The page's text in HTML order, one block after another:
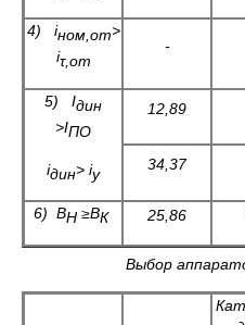
4) iном, от>
iτ,от
-
5) Iдин
>IПО
iдин> iу
12,89
34,37
6) ВН ≥ВК 25,86
Выбор аппаратов